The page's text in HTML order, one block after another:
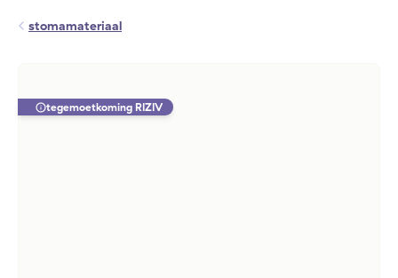
stomamateriaal
tegemoetkoming RIZIV